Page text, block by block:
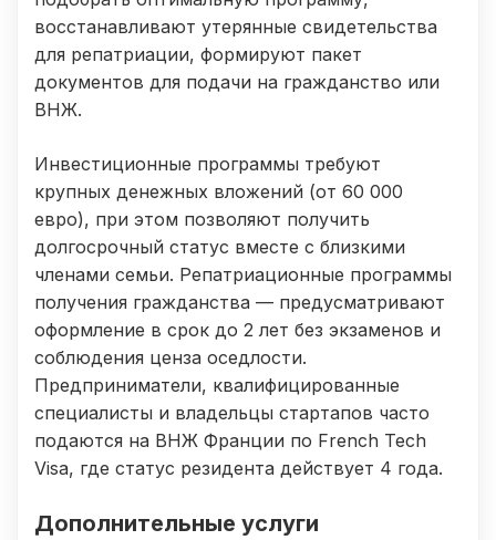
восстанавливают утерянные свидетельства
для репатриации, формируют пакет
документов для подачи на гражданство или
ВНЖ.
Инвестиционные программы требуют
крупных денежных вложений (от 60 000
евро), при этом позволяют получить
долгосрочный статус вместе с близкими
членами семьи. Репатриационные программы
получения гражданства — предусматривают
оформление в срок до 2 лет без экзаменов и
соблюдения ценза оседлости.
Предприниматели, квалифицированные
специалисты и владельцы стартапов часто
подаются на ВНЖ Франции по French Tech
Visa, где статус резидента действует 4 года.
Дополнительные услуги